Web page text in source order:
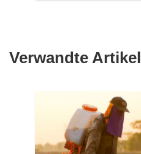
Verwandte Artikel